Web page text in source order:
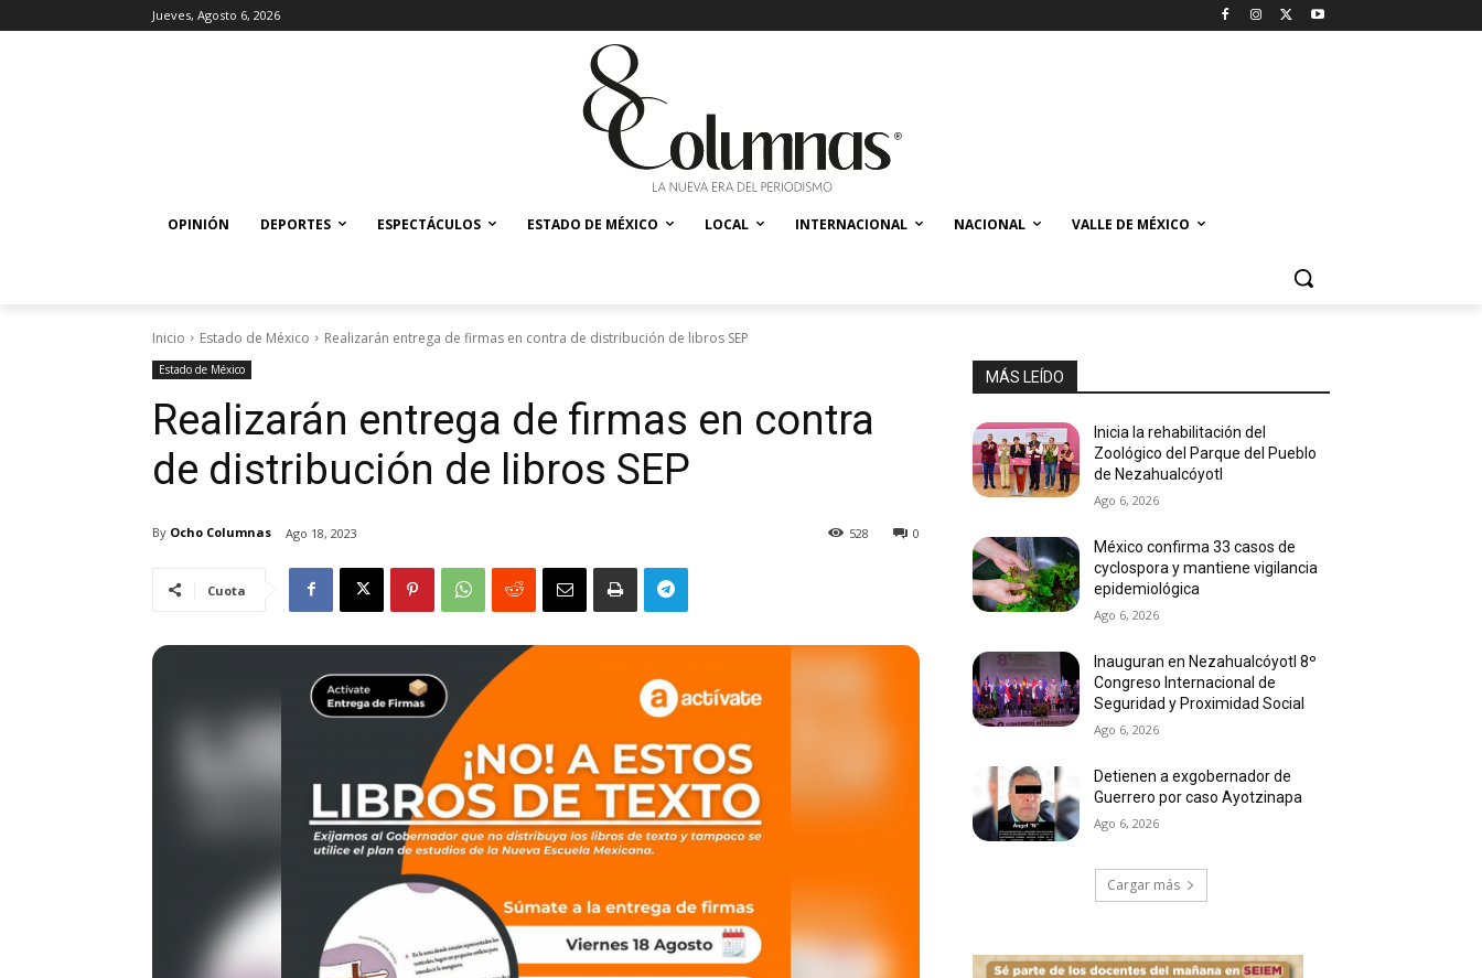
Jueves, Agosto 6, 2026
OPINIÓN DEPORTES ESPECTÁCULOS ESTADO DE MÉXICO LOCAL INTERNACIONAL NACIONAL VALLE DE MÉXICO
Inicio Estado de México Realizarán entrega de firmas en contra de distribución de libros SEP
Estado de México
Realizarán entrega de firmas en contra
de distribución de libros SEP
By Ocho Columnas Ago 18, 2023 0
528
Cuota
MÁS LEÍDO
Inicia la rehabilitación del
Zoológico del Parque del Pueblo
de Nezahualcóyotl
Ago 6, 2026
México confirma 33 casos de
cyclospora y mantiene vigilancia
epidemiológica
Ago 6, 2026
Inauguran en Nezahualcóyotl 8º
Congreso Internacional de
Seguridad y Proximidad Social
Ago 6, 2026
Detienen a exgobernador de
Guerrero por caso Ayotzinapa
Ago 6, 2026
Cargar más